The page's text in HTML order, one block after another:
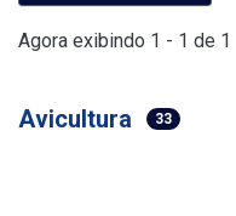
Agora exibindo 1 - 1 de 1
Avicultura 33